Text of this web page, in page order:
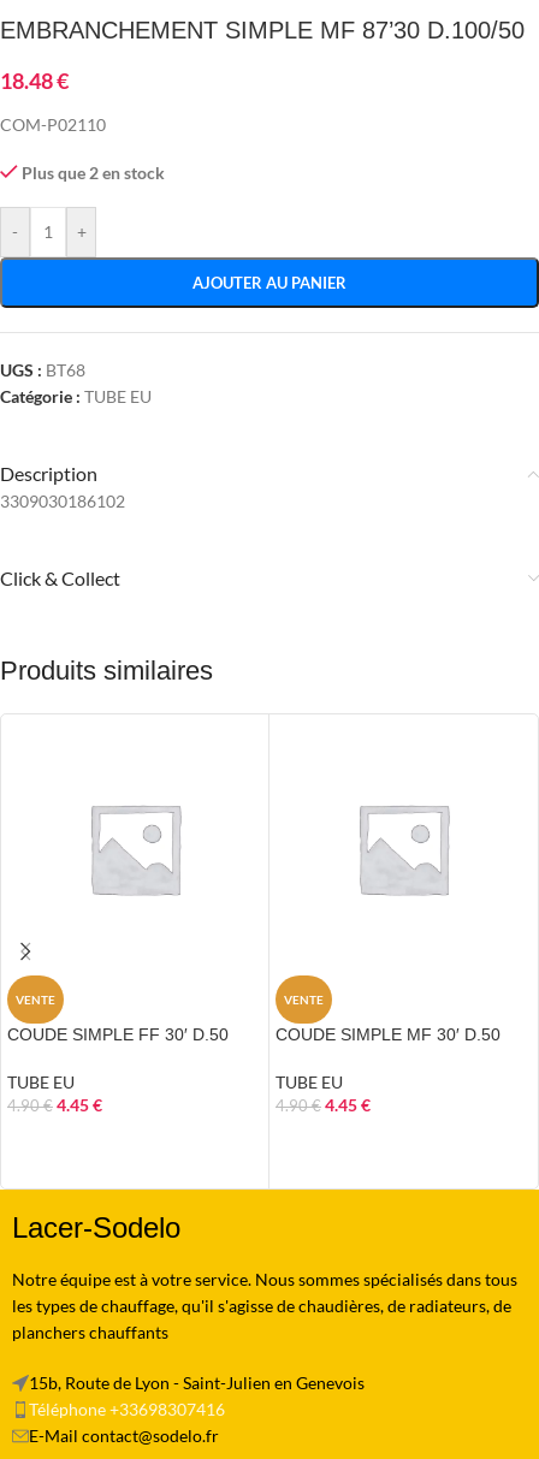
EMBRANCHEMENT SIMPLE MF 87’30 D.100/50
18.48€
COM-P02110
Plus que 2 en stock
- +
AJOUTER AU PANIER
UGS : BT68
Catégorie : TUBE EU
Description
3309030186102
Click & Collect
Produits similaires
VENTE
COUDE SIMPLE FF 30′ D.50
TUBE EU
4.90€ 4.45€
VENTE
COUDE SIMPLE MF 30′ D.50
TUBE EU
4.90€ 4.45€
Lacer-Sodelo
Notre équipe est à votre service. Nous sommes spécialisés dans tous
les types de chauffage, qu'il s'agisse de chaudières, de radiateurs, de
planchers chauffants
15b, Route de Lyon - Saint-Julien en Genevois
Téléphone +33698307416
E-Mail contact@sodelo.fr